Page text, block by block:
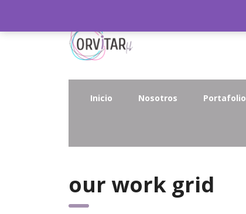
Inicio Nosotros Portafolio
our work grid